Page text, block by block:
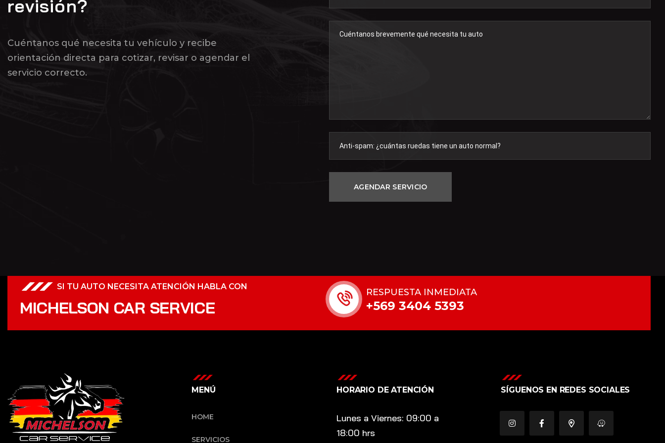
revisión?
Cuéntanos qué necesita tu vehículo y recibe
orientación directa para cotizar, revisar o agendar el
servicio correcto.
SI TU AUTO NECESITA ATENCIÓN HABLA CON
MICHELSON CAR SERVICE
RESPUESTA INMEDIATA
+569 3404 5393
MENÚ
HOME
SERVICIOS
HORARIO DE ATENCIÓN
Lunes a Viernes: 09:00 a
18:00 hrs
SÍGUENOS EN REDES SOCIALES